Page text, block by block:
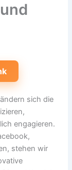
sich die
engagieren.
stehen wir